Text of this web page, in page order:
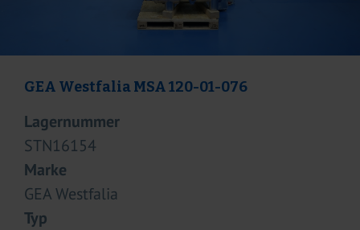
Benhil 8345
Lagernummer
STN16220
Marke
Benhil
Typ